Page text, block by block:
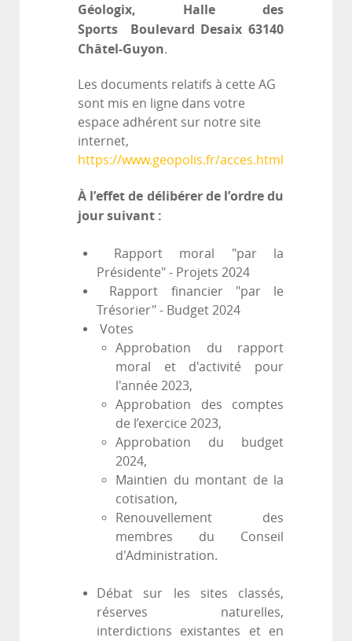
Géologix, Halle des
Sports
Boulevard Desaix 63140
Châtel-Guyon.
Les documents relatifs à cette AG
sont mis en ligne dans votre
espace adhérent sur notre site
internet,
https://www.geopolis.fr/acces.html
À l’effet de délibérer de l’ordre du
jour suivant :
Rapport moral "par la
Présidente" - Projets 2024
Rapport financier "par le
Trésorier" - Budget 2024
Votes
Approbation du rapport
moral et d'activité pour
l'année 2023,
Approbation des comptes
de l’exercice 2023,
Approbation du budget
2024,
Maintien du montant de la
cotisation,
Renouvellement des
membres du Conseil
d'Administration.
Débat sur les sites classés,
réserves naturelles,
interdictions existantes et en